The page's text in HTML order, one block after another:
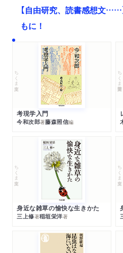
【自由研究、読書感想文……
もに！
ちくま文庫
考現学入門
今和次郎著藤森照信編
ちくま学芸文庫
ちくま文庫
身近な雑草の愉快な生きかた
三上修著稲垣栄洋著
ちくま文庫